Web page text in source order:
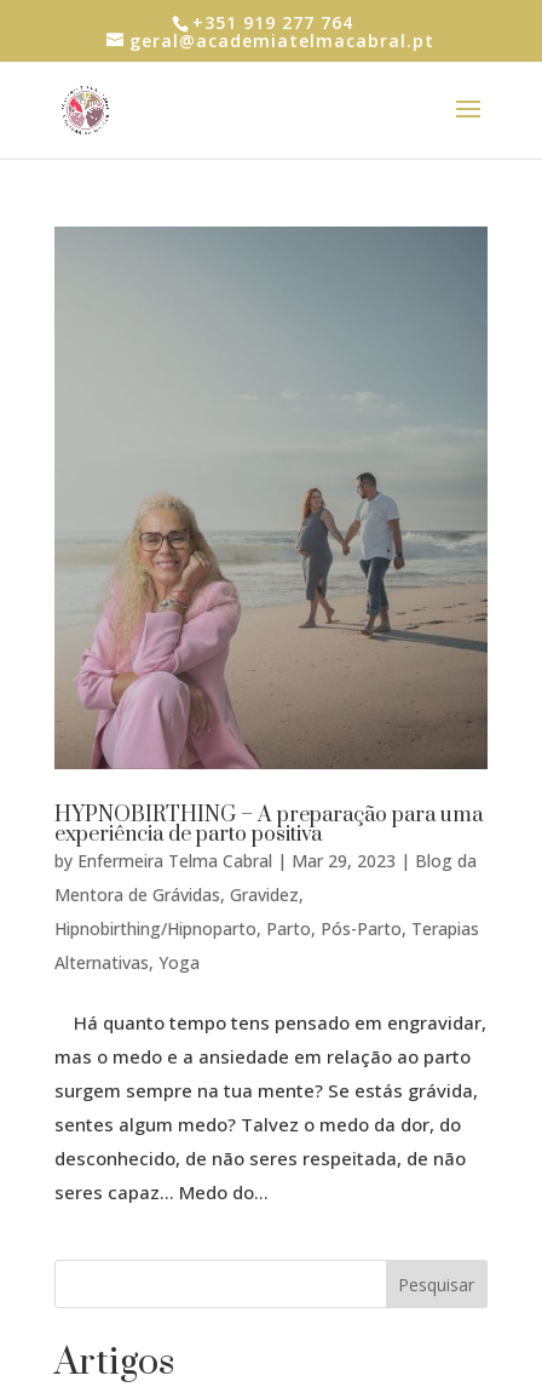
+351 919 277 764
geral@academiatelmacabral.pt
HYPNOBIRTHING – A preparação para uma
experiência de parto positiva
by Enfermeira Telma Cabral | Mar 29, 2023 | Blog da
Mentora de Grávidas, Gravidez,
Hipnobirthing/Hipnoparto, Parto, Pós-Parto, Terapias
Alternativas, Yoga
Há quanto tempo tens pensado em engravidar,
mas o medo e a ansiedade em relação ao parto
surgem sempre na tua mente? Se estás grávida,
sentes algum medo? Talvez o medo da dor, do
desconhecido, de não seres respeitada, de não
seres capaz… Medo do...
Pesquisar
Artigos